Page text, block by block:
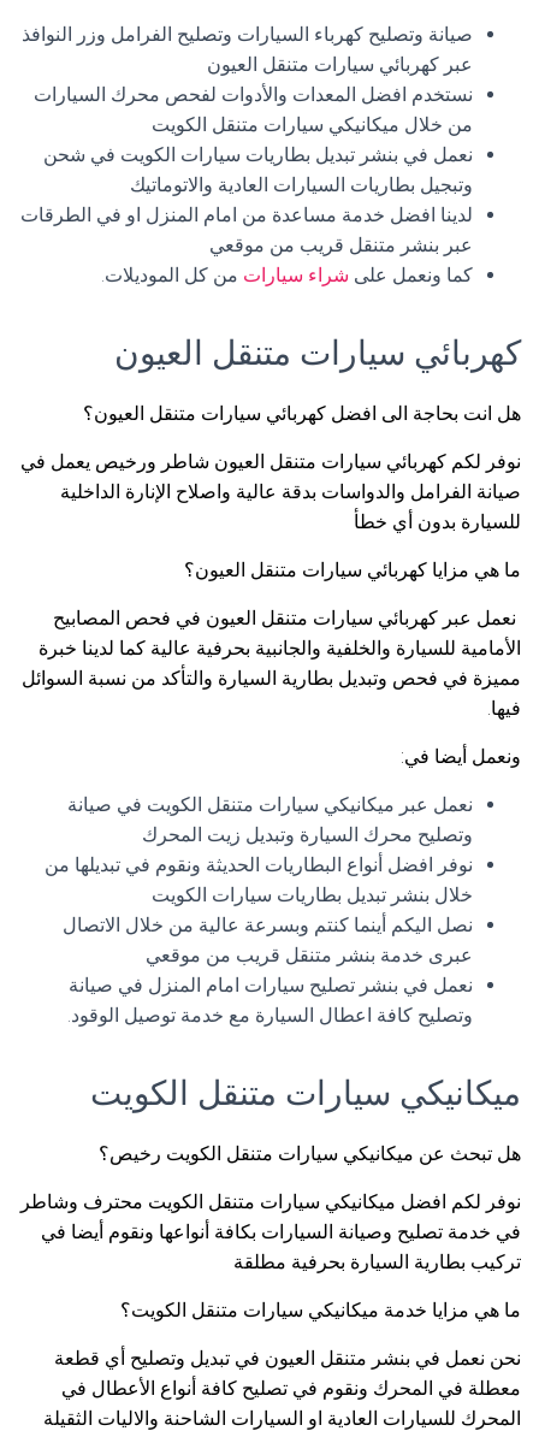
صيانة وتصليح كهرباء السيارات وتصليح الفرامل وزر النوافذ
عبر كهربائي سيارات متنقل العيون
نستخدم افضل المعدات والأدوات لفحص محرك السيارات
من خلال ميكانيكي سيارات متنقل الكويت
نعمل في بنشر تبديل بطاريات سيارات الكويت في شحن
وتبجيل بطاريات السيارات العادية والاتوماتيك
لدينا افضل خدمة مساعدة من امام المنزل او في الطرقات
عبر بنشر متنقل قريب من موقعي
كما ونعمل على شراء سيارات من كل الموديلات.
كهربائي سيارات متنقل العيون
هل انت بحاجة الى افضل كهربائي سيارات متنقل العيون؟
نوفر لكم كهربائي سيارات متنقل العيون شاطر ورخيص يعمل في
صيانة الفرامل والدواسات بدقة عالية واصلاح الإنارة الداخلية
للسيارة بدون أي خطأ
ما هي مزايا كهربائي سيارات متنقل العيون؟
نعمل عبر كهربائي سيارات متنقل العيون في فحص المصابيح
الأمامية للسيارة والخلفية والجانبية بحرفية عالية كما لدينا خبرة
مميزة في فحص وتبديل بطارية السيارة والتأكد من نسبة السوائل
فيها.
ونعمل أيضا في:
نعمل عبر ميكانيكي سيارات متنقل الكويت في صيانة
وتصليح محرك السيارة وتبديل زيت المحرك
نوفر افضل أنواع البطاريات الحديثة ونقوم في تبديلها من
خلال بنشر تبديل بطاريات سيارات الكويت
نصل اليكم أينما كنتم وبسرعة عالية من خلال الاتصال
عبرى خدمة بنشر متنقل قريب من موقعي
نعمل في بنشر تصليح سيارات امام المنزل في صيانة
وتصليح كافة اعطال السيارة مع خدمة توصيل الوقود.
ميكانيكي سيارات متنقل الكويت
هل تبحث عن ميكانيكي سيارات متنقل الكويت رخيص؟
نوفر لكم افضل ميكانيكي سيارات متنقل الكويت محترف وشاطر
في خدمة تصليح وصيانة السيارات بكافة أنواعها ونقوم أيضا في
تركيب بطارية السيارة بحرفية مطلقة
ما هي مزايا خدمة ميكانيكي سيارات متنقل الكويت؟
نحن نعمل في بنشر متنقل العيون في تبديل وتصليح أي قطعة
معطلة في المحرك ونقوم في تصليح كافة أنواع الأعطال في
المحرك للسيارات العادية او السيارات الشاحنة والاليات الثقيلة